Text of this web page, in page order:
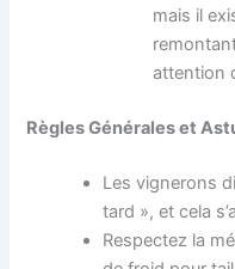
mais il
attention
Règles Générales et
Les vignerons
tard », et cela
Respectez la